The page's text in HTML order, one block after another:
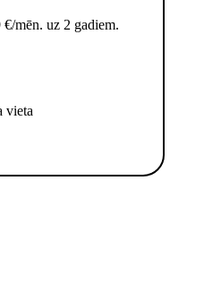
mēn. uz 2 gadiem.
vieta